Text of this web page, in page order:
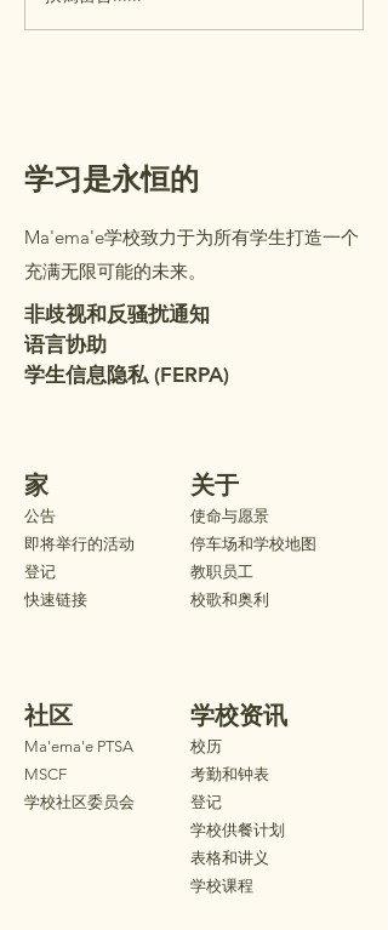
提醒
学习是永恒的
Ma'ema'e学校致力于为所有学生打造一个
充满无限可能的未来。
非歧视和反骚扰通知
语言协助
学生信息隐私 (FERPA)
家
公告
即将举行的活动
登记
快速链接
关于
使命与愿景
停车场和学校地图
教职员工
校歌和奥利
社区
Ma'ema'e PTSA
MSCF
学校社区委员会
学校资讯
校历
考勤和钟表
登记
学校供餐计划
表格和讲义
学校课程